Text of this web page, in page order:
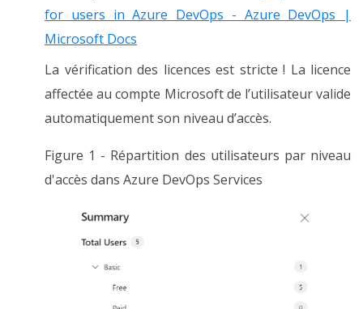
for users in Azure DevOps - Azure DevOps |
Microsoft Docs
La vérification des licences est stricte ! La licence
affectée au compte Microsoft de l’utilisateur valide
automatiquement son niveau d’accès.
Figure 1 - Répartition des utilisateurs par niveau
d'accès dans Azure DevOps Services